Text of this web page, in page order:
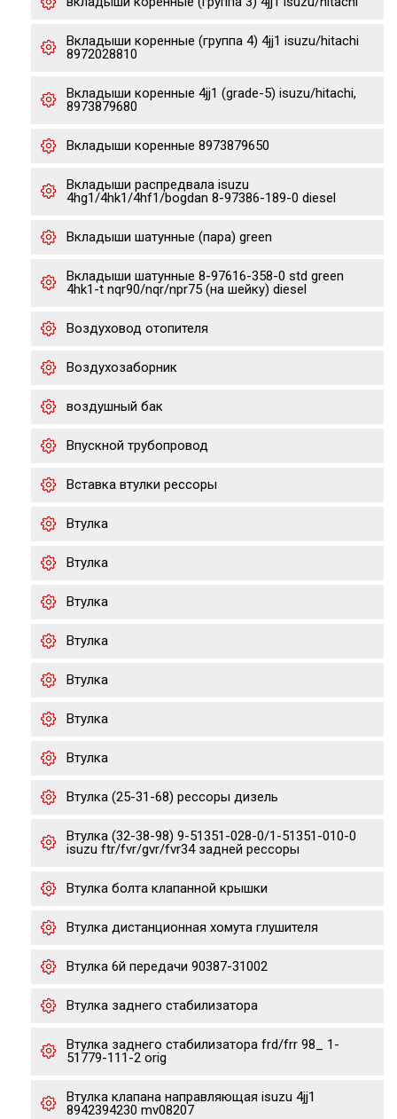
Вкладыши коренные (группа 4) 4jj1 isuzu/hitachi
8972028810
Вкладыши коренные 4jj1 (grade-5) isuzu/hitachi,
8973879680
Вкладыши коренные 8973879650
Вкладыши распредвала isuzu
4hg1/4hk1/4hf1/bogdan 8-97386-189-0 diesel
Вкладыши шатунные (пара) green
Вкладыши шатунные 8-97616-358-0 std green
4hk1-t nqr90/nqr/npr75 (на шейку) diesel
Воздуховод отопителя
Воздухозаборник
воздушный бак
Впускной трубопровод
Вставка втулки рессоры
Втулка
Втулка
Втулка
Втулка
Втулка
Втулка
Втулка
Втулка (25-31-68) рессоры дизель
Втулка (32-38-98) 9-51351-028-0/1-51351-010-0
isuzu ftr/fvr/gvr/fvr34 задней рессоры
Втулка болта клапанной крышки
Втулка дистанционная хомута глушителя
Втулка 6й передачи 90387-31002
Втулка заднего стабилизатора
Втулка заднего стабилизатора frd/frr 98_ 1-
51779-111-2 orig
Втулка клапана направляющая isuzu 4jj1
8942394230 mv08207